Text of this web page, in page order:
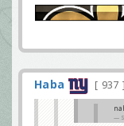
Haba 937